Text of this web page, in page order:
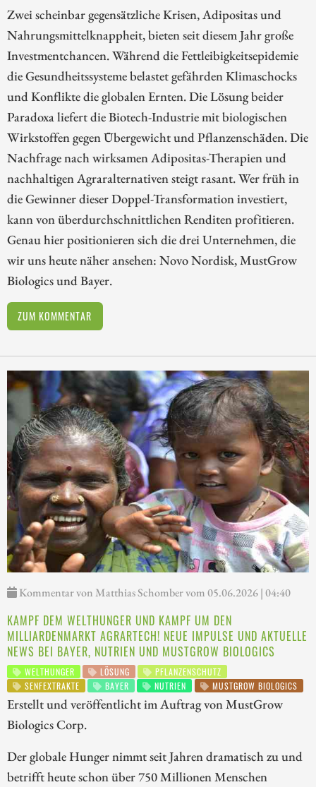
Zwei scheinbar gegensätzliche Krisen, Adipositas und
Nahrungsmittelknappheit, bieten seit diesem Jahr große
Investmentchancen. Während die Fettleibigkeitsepidemie
die Gesundheitssysteme belastet gefährden Klimaschocks
und Konflikte die globalen Ernten. Die Lösung beider
Paradoxa liefert die Biotech-Industrie mit biologischen
Wirkstoffen gegen Übergewicht und Pflanzenschäden. Die
Nachfrage nach wirksamen Adipositas-Therapien und
nachhaltigen Agraralternativen steigt rasant. Wer früh in
die Gewinner dieser Doppel-Transformation investiert,
kann von überdurchschnittlichen Renditen profitieren.
Genau hier positionieren sich die drei Unternehmen, die
wir uns heute näher ansehen: Novo Nordisk, MustGrow
Biologics und Bayer.
ZUM KOMMENTAR
Kommentar von Matthias Schomber vom 05.06.2026 | 04:40
KAMPF DEM WELTHUNGER UND KAMPF UM DEN
MILLIARDENMARKT AGRARTECH! NEUE IMPULSE UND AKTUELLE
NEWS BEI BAYER, NUTRIEN UND MUSTGROW BIOLOGICS
WELTHUNGER LÖSUNG
PFLANZENSCHUTZ
SENFEXTRAKTE
BAYER NUTRIEN MUSTGROW BIOLOGICS
Erstellt und veröffentlicht im Auftrag von MustGrow
Biologics Corp.
Der globale Hunger nimmt seit Jahren dramatisch zu und
betrifft heute schon über 750 Millionen Menschen